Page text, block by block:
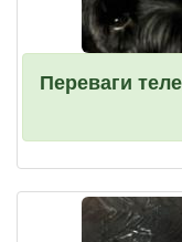
Переваги